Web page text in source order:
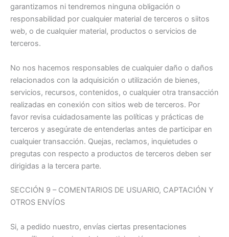
garantizamos ni tendremos ninguna obligación o
responsabilidad por cualquier material de terceros o siitos
web, o de cualquier material, productos o servicios de
terceros.
No nos hacemos responsables de cualquier daño o daños
relacionados con la adquisición o utilización de bienes,
servicios, recursos, contenidos, o cualquier otra transacción
realizadas en conexión con sitios web de terceros. Por
favor revisa cuidadosamente las políticas y prácticas de
terceros y asegúrate de entenderlas antes de participar en
cualquier transacción. Quejas, reclamos, inquietudes o
pregutas con respecto a productos de terceros deben ser
dirigidas a la tercera parte.
SECCIÓN 9 – COMENTARIOS DE USUARIO, CAPTACIÓN Y
OTROS ENVÍOS
Si, a pedido nuestro, envías ciertas presentaciones